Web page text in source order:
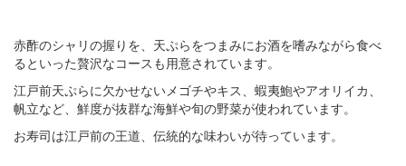
赤酢のシャリの握りを、天ぷらをつまみにお酒を嗜みながら食べ
るといった贅沢なコースも用意されています。
江戸前天ぷらに欠かせないメゴチやキス、蝦夷鮑やアオリイカ、
帆立など、鮮度が抜群な海鮮や旬の野菜が使われています。
お寿司は江戸前の王道、伝統的な味わいが待っています。